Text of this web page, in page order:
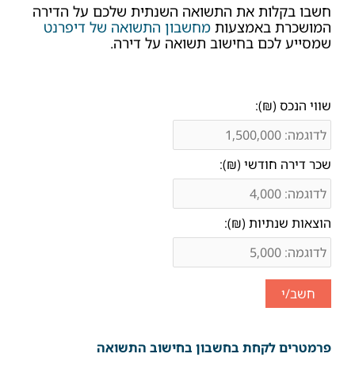
חשבו בקלות את התשואה השנתית שלכם על הדירה
המושכרת באמצעות מחשבון התשואה של דיפרנט
שמסייע לכם בחישוב תשואה על דירה.
שווי הנכס (₪):
שכר דירה חודשי (₪):
הוצאות שנתיות (₪):
פרמטרים לקחת בחשבון בחישוב התשואה